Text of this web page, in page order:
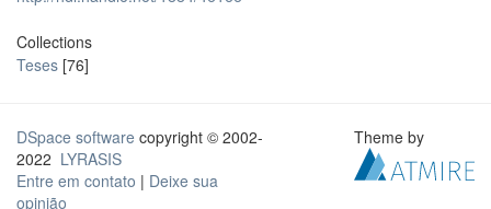
Collections
Teses [76]
DSpace software copyright © 2002-
2022 LYRASIS
Entre em contato | Deixe sua
opinião
Theme by